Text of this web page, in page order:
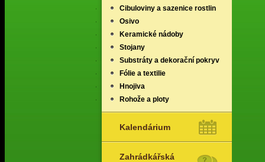
Cibuloviny a sazenice rostlin
Osivo
Keramické nádoby
Stojany
Substráty a dekorační pokryv
Fólie a textilie
Hnojiva
Rohože a ploty
Kalendárium
Zahrádkářská